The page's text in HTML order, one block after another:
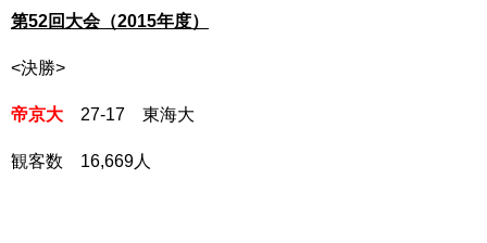
第52回大会（2015年度）
<決勝>
帝京大 27-17 東海大
観客数 16,669人